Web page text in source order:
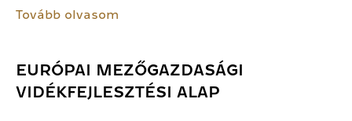
Tovább olvasom
EURÓPAI MEZŐGAZDASÁGI
VIDÉKFEJLESZTÉSI ALAP